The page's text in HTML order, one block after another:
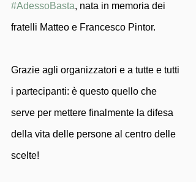
#AdessoBasta, nata in memoria dei
fratelli Matteo e Francesco Pintor.
Grazie agli organizzatori e a tutte e tutti
i partecipanti: è questo quello che
serve per mettere finalmente la difesa
della vita delle persone al centro delle
scelte!